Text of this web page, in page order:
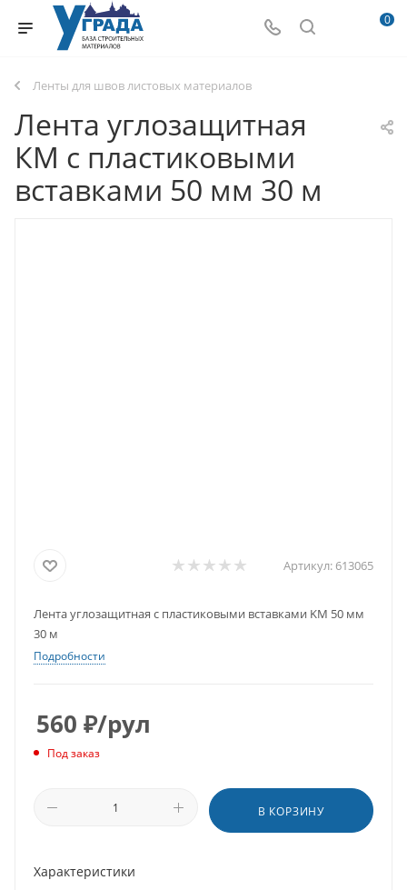
0
Ленты для швов листовых материалов
Лента углозащитная
КМ с пластиковыми
вставками 50 мм 30 м
Артикул: 613065
Лента углозащитная с пластиковыми вставками KM 50 мм
30 м
Подробности
560 ₽/рул
Под заказ
В КОРЗИНУ
Характеристики